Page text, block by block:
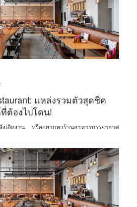
แหล่งรวมตัวสุดชิค
ต้องไปโดน!
งเลิกงาน หรืออยากหาร้านอาหารบรรยากาศ